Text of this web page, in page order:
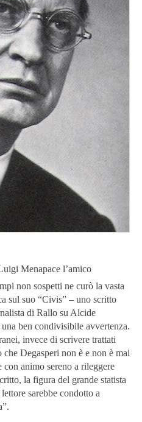
Menapace l’amico
non sospetti ne curò la vasta
sul suo “Civis” – uno scritto
di Rallo su Alcide
ben condivisibile avvertenza.
invece di scrivere trattati
Degasperi non è e non è mai
con animo sereno a rileggere
la figura del grande statista
sarebbe condotto a